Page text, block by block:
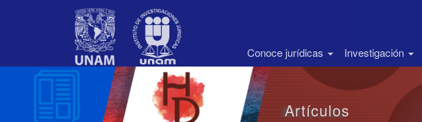
Barra
Conoce jurídicas Investigación
Artículos